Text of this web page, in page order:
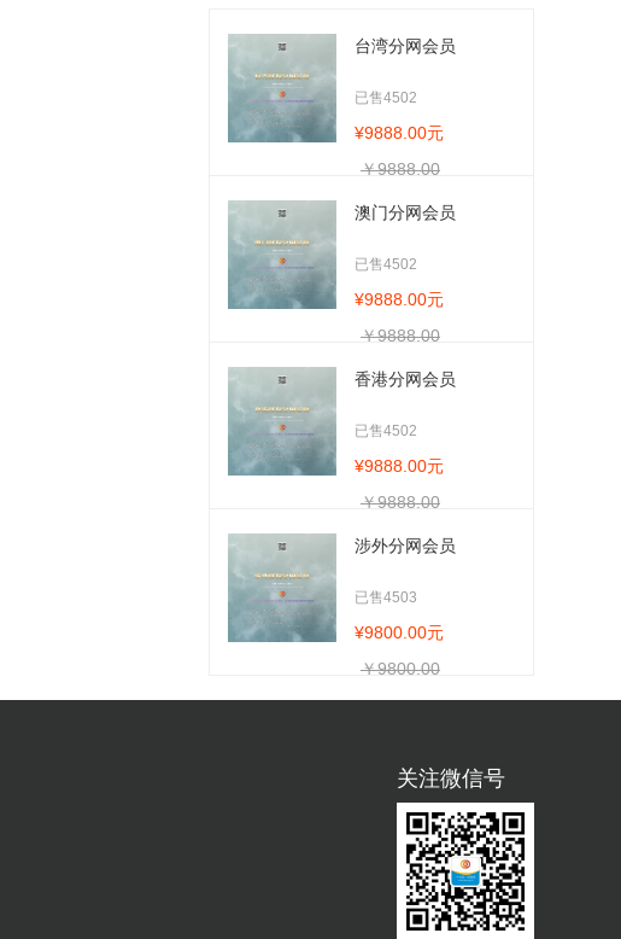
台湾分网会员
已售4502
¥9888.00元
￥9888.00
澳门分网会员
已售4502
¥9888.00元
￥9888.00
香港分网会员
已售4502
¥9888.00元
￥9888.00
涉外分网会员
已售4503
¥9800.00元
￥9800.00
关注微信号